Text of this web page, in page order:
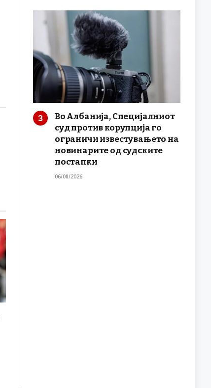
Во Албанија, Специјалниот
суд против корупција го
ограничи известувањето на
новинарите од судските
постапки
06/08/2026